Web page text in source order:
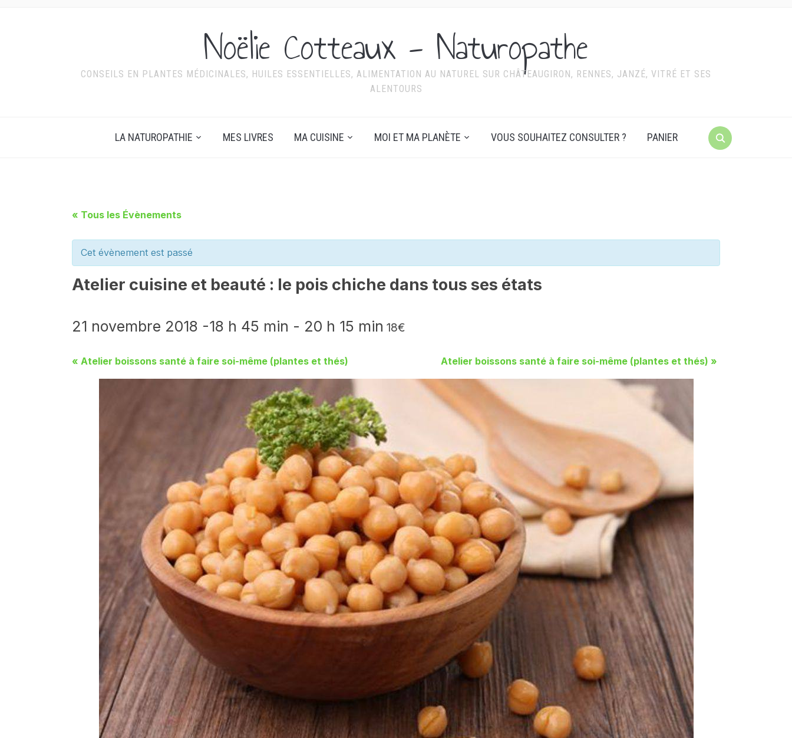
Noëlie Cotteaux - Naturopathe
CONSEILS EN PLANTES MÉDICINALES, HUILES ESSENTIELLES, ALIMENTATION AU NATUREL SUR CHÂTEAUGIRON, RENNES, JANZÉ, VITRÉ ET SES
ALENTOURS
LA NATUROPATHIE MES LIVRES MA CUISINE MOI ET MA PLANÈTE VOUS SOUHAITEZ CONSULTER ? PANIER
« Tous les Évènements
Cet évènement est passé
Atelier cuisine et beauté : le pois chiche dans tous ses états
21 novembre 2018 -18 h 45 min - 20 h 15 min 18€
« Atelier boissons santé à faire soi-même (plantes et thés) Atelier boissons santé à faire soi-même (plantes et thés) »